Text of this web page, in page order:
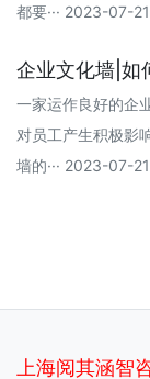
都要··· 2023-07-21
企业文化墙|如
一家运作良好的企
对员工产生积极影
墙的··· 2023-07-21
上海阅其涵智